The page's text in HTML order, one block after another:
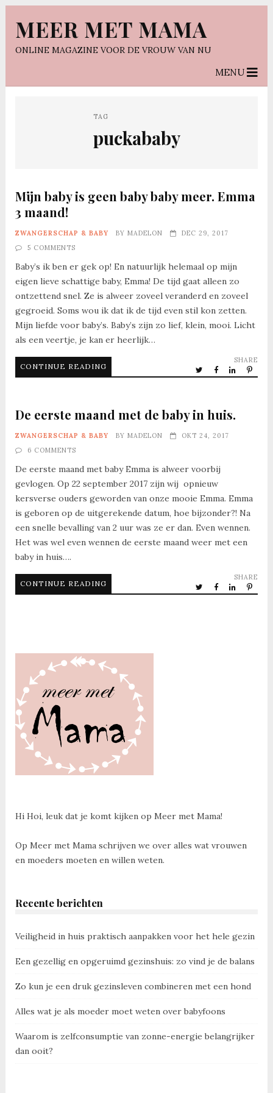
MEER MET MAMA
ONLINE MAGAZINE VOOR DE VROUW VAN NU
MENU
TAG
puckababy
Mijn baby is geen baby baby meer. Emma
3 maand!
ZWANGERSCHAP & BABY BY MADELON
DEC 29, 2017
5 COMMENTS
Baby’s ik ben er gek op! En natuurlijk helemaal op mijn
eigen lieve schattige baby, Emma! De tijd gaat alleen zo
ontzettend snel. Ze is alweer zoveel veranderd en zoveel
gegroeid. Soms wou ik dat ik de tijd even stil kon zetten.
Mijn liefde voor baby’s. Baby’s zijn zo lief, klein, mooi. Licht
als een veertje, je kan er heerlijk…
CONTINUE READING
SHARE
De eerste maand met de baby in huis.
ZWANGERSCHAP & BABY BY MADELON
OKT 24, 2017
6 COMMENTS
De eerste maand met baby Emma is alweer voorbij
gevlogen. Op 22 september 2017 zijn wij opnieuw
kersverse ouders geworden van onze mooie Emma. Emma
is geboren op de uitgerekende datum, hoe bijzonder?! Na
een snelle bevalling van 2 uur was ze er dan. Even wennen.
Het was wel even wennen de eerste maand weer met een
baby in huis….
CONTINUE READING
SHARE
Hi Hoi, leuk dat je komt kijken op Meer met Mama!
Op Meer met Mama schrijven we over alles wat vrouwen
en moeders moeten en willen weten.
Recente berichten
Veiligheid in huis praktisch aanpakken voor het hele gezin
Een gezellig en opgeruimd gezinshuis: zo vind je de balans
Zo kun je een druk gezinsleven combineren met een hond
Alles wat je als moeder moet weten over babyfoons
Waarom is zelfconsumptie van zonne-energie belangrijker
dan ooit?